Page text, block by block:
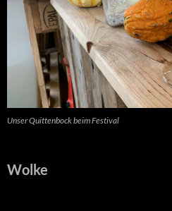
Unser Quittenbock beim Festival
Wolke